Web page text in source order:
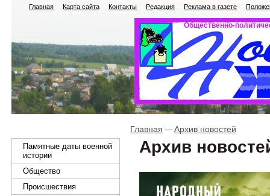
Главная Карта сайта Контакты Редакция Реклама в газете
Общественно-
Памятные даты военной
истории
Общество
Происшествия
Главная Архив новостей
Архив